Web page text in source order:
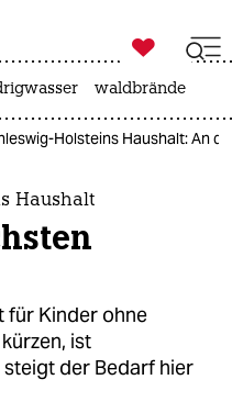

taz zahl ich
waldbrände
Holsteins Haushalt: An
Haushalt
für Kinder ohne
ist
der Bedarf hier